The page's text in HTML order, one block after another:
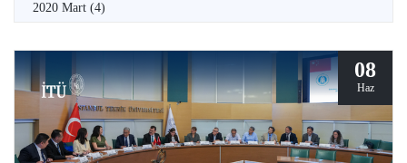
2020 Mart (4)
08
Haz